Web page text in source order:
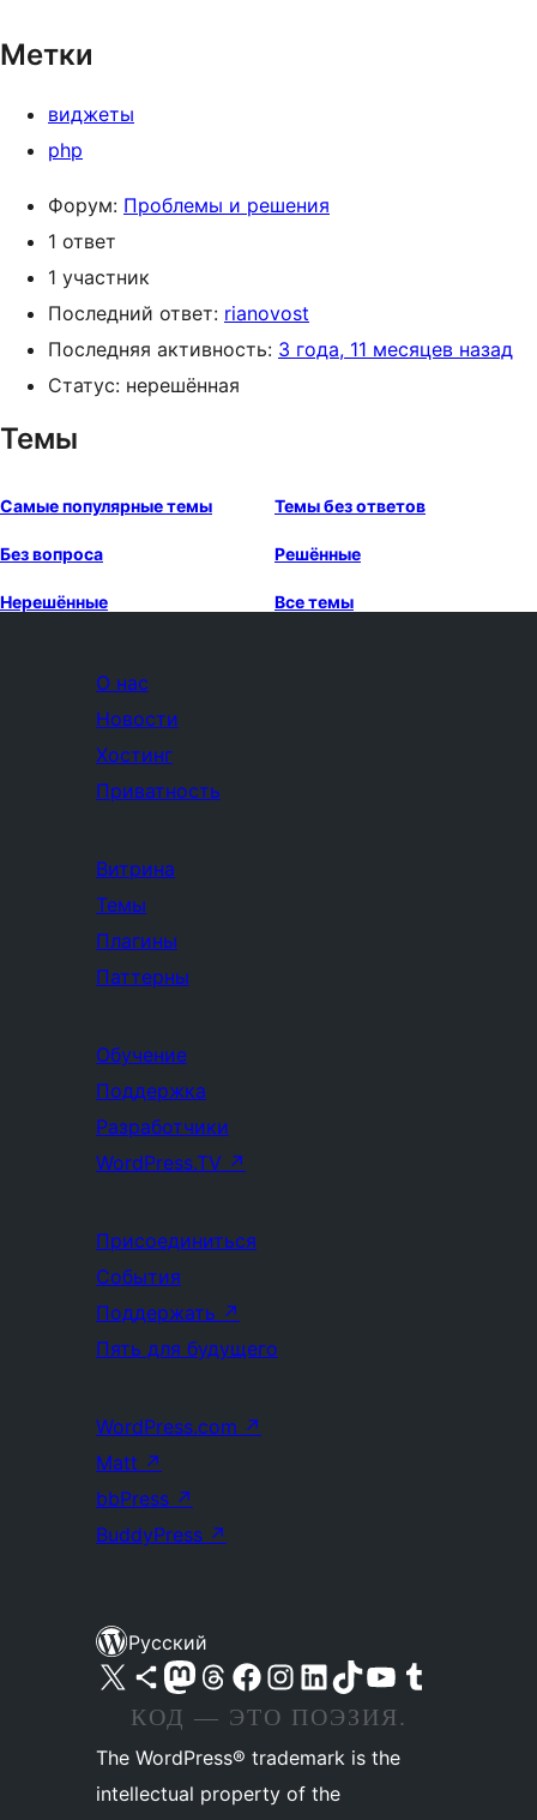
Метки
виджеты
php
Форум: Проблемы и решения
1 ответ
1 участник
Последний ответ: rianovost
Последняя активность: 3 года, 11 месяцев назад
Статус: нерешённая
Темы
Самые популярные темы Темы без ответов
Без вопроса Решённые
Нерешённые Все темы
О нас
Новости
Хостинг
Приватность
Витрина
Темы
Плагины
Паттерны
Обучение
Поддержка
Разработчики
WordPress.TV ↗
Присоединиться
События
Поддержать ↗
Пять для будущего
WordPress.com ↗
Matt ↗
bbPress ↗
BuddyPress ↗
Русский
Посетите нас в X (ранее Twitter)
Посетите нашу учётную запись в Bluesky
Посетите нашу ленту в Mastodon
Посетите нашу учётную запись в Threads
Посетите нашу страницу на Facebook
Посетите наш Instagram
Посетите нашу страницу в LinkedIn
Посетите нашу учётную запись в TikTok
Посетите наш канал YouTube
Посетите нашу учётную запись в Tumblr
КОД — ЭТО ПОЭЗИЯ.
The WordPress® trademark is the
intellectual property of the